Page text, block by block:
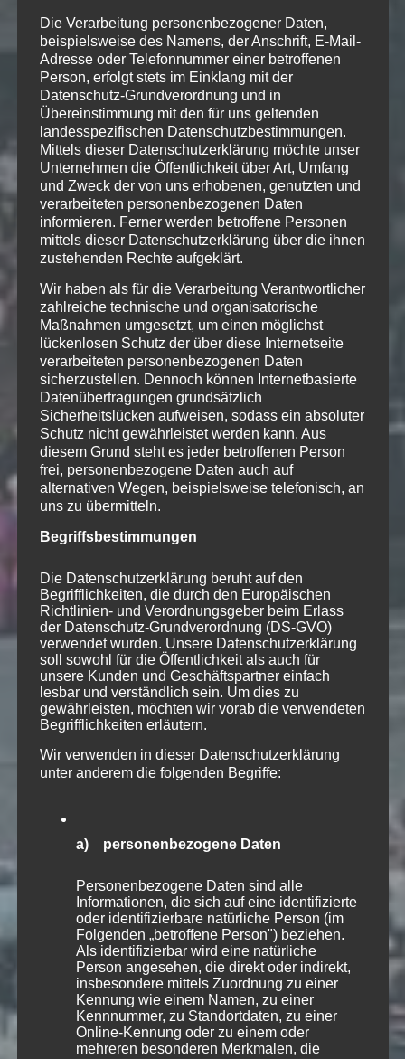
Die Verarbeitung personenbezogener Daten,
beispielsweise des Namens, der Anschrift, E-Mail-
Adresse oder Telefonnummer einer betroffenen
Person, erfolgt stets im Einklang mit der
Datenschutz-Grundverordnung und in
Übereinstimmung mit den für uns geltenden
landesspezifischen Datenschutzbestimmungen.
Mittels dieser Datenschutzerklärung möchte unser
Unternehmen die Öffentlichkeit über Art, Umfang
und Zweck der von uns erhobenen, genutzten und
verarbeiteten personenbezogenen Daten
informieren. Ferner werden betroffene Personen
mittels dieser Datenschutzerklärung über die ihnen
zustehenden Rechte aufgeklärt.
Wir haben als für die Verarbeitung Verantwortlicher
zahlreiche technische und organisatorische
Maßnahmen umgesetzt, um einen möglichst
lückenlosen Schutz der über diese Internetseite
verarbeiteten personenbezogenen Daten
sicherzustellen. Dennoch können Internetbasierte
Datenübertragungen grundsätzlich
Sicherheitslücken aufweisen, sodass ein absoluter
Schutz nicht gewährleistet werden kann. Aus
diesem Grund steht es jeder betroffenen Person
frei, personenbezogene Daten auch auf
alternativen Wegen, beispielsweise telefonisch, an
uns zu übermitteln.
Begriffsbestimmungen
Die Datenschutzerklärung beruht auf den
Begrifflichkeiten, die durch den Europäischen
Richtlinien- und Verordnungsgeber beim Erlass
der Datenschutz-Grundverordnung (DS-GVO)
verwendet wurden. Unsere Datenschutzerklärung
soll sowohl für die Öffentlichkeit als auch für
unsere Kunden und Geschäftspartner einfach
lesbar und verständlich sein. Um dies zu
gewährleisten, möchten wir vorab die verwendeten
Begrifflichkeiten erläutern.
Wir verwenden in dieser Datenschutzerklärung
unter anderem die folgenden Begriffe:
a) personenbezogene Daten
Personenbezogene Daten sind alle
Informationen, die sich auf eine identifizierte
oder identifizierbare natürliche Person (im
Folgenden „betroffene Person") beziehen.
Als identifizierbar wird eine natürliche
Person angesehen, die direkt oder indirekt,
insbesondere mittels Zuordnung zu einer
Kennung wie einem Namen, zu einer
Kennnummer, zu Standortdaten, zu einer
Online-Kennung oder zu einem oder
mehreren besonderen Merkmalen, die